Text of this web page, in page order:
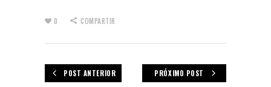
0 COMPARTIR
POST ANTERIOR PRÓXIMO POST